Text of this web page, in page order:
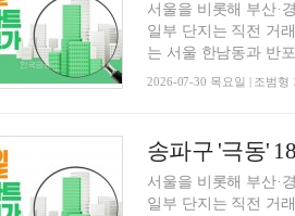
서울을 비롯해 부산·
일부 단지는 직전 거
는 서울 한남동과 반
2026-07-30 목요일 | 조범형
송파구 '극동'
서울을 비롯해 부산·
일부 단지는 직전 거